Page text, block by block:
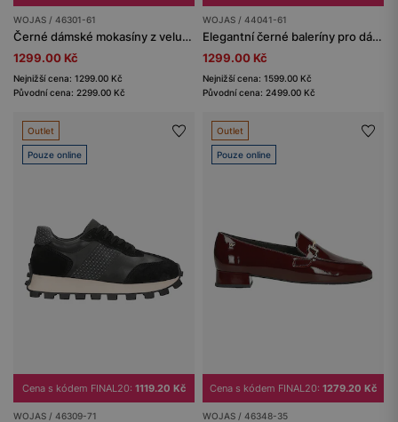
WOJAS / 46301-61
Černé dámské mokasíny z velurové useně
1299.00 Kč
Nejnižší cena: 1299.00 Kč
Původní cena: 2299.00 Kč
WOJAS / 44041-61
Elegantní černé baleríny pro dámy od Wojas
1299.00 Kč
Nejnižší cena: 1599.00 Kč
Původní cena: 2499.00 Kč
Outlet
Pouze online
Cena s kódem FINAL20: 1119.20 Kč
WOJAS / 46309-71
Outlet
Pouze online
Cena s kódem FINAL20: 1279.20 Kč
WOJAS / 46348-35